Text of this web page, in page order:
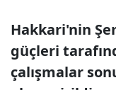
Hakkari'nin
güçleri
çalışmalar